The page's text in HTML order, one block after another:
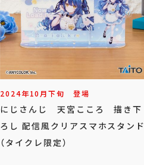
2024年10月下旬 登場
にじさんじ 天宮こころ 描き下
ろし 配信風クリアスマホスタンド
（タイクレ限定）